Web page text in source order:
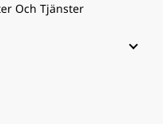
Och Tjänster